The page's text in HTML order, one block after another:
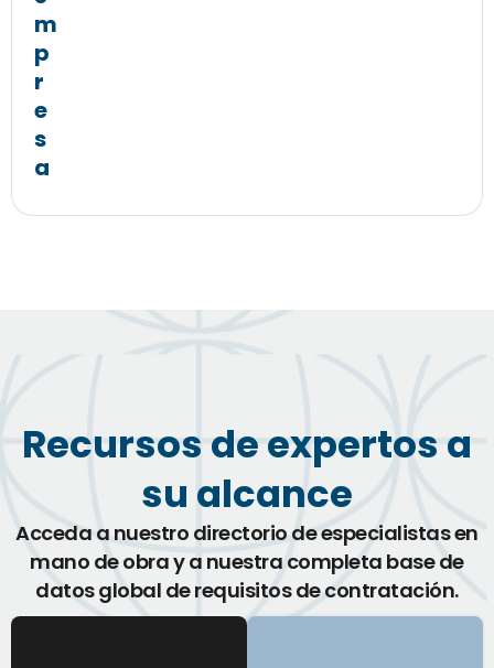
m
p
r
e
s
a
Recursos de expertos a
su alcance
Acceda a nuestro directorio de especialistas en
mano de obra y a nuestra completa base de
datos global de requisitos de contratación.